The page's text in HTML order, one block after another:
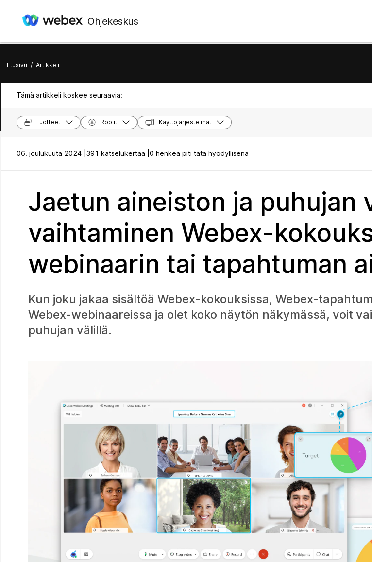
Ohjekeskus
Etusivu / Artikkeli
Tämä artikkeli koskee seuraavia:
Tuotteet Roolit Käyttöjärjestelmät
06. joulukuuta 2024 | 391 katselukertaa | 0 henkeä piti tätä hyödyllisenä
Jaetun aineiston ja puhujan
vaihtaminen Webex-
webinaarin tai tapahtuman
Kun joku jakaa sisältöä Webex-kokouksissa, Webex-
Webex-webinaareissa ja olet koko näytön näkymässä, voit
puhujan välillä.